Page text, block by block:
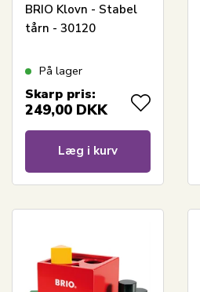
BRIO Klovn - Stabel
tårn - 30120
På lager
Skarp pris:
249,00 DKK
Læg i kurv